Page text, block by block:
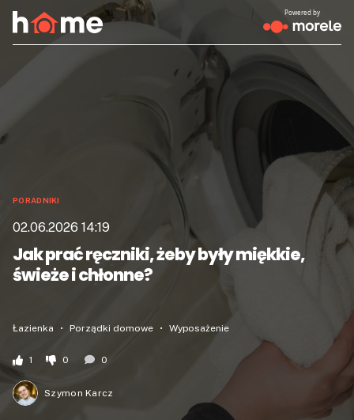
Powered by
PORADNIKI
02.06.2026 14:19
Jak prać ręczniki, żeby były miękkie,
świeże i chłonne?
Łazienka Porządki domowe Wyposażenie
1 0 0
Szymon Karcz